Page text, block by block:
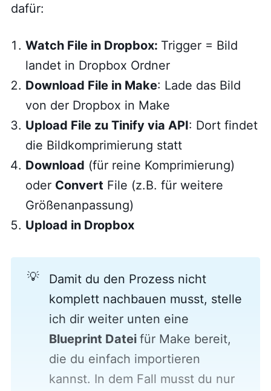
dafür:
Watch File in Dropbox: Trigger = Bild
landet in Dropbox Ordner
Download File in Make: Lade das Bild
von der Dropbox in Make
Upload File zu Tinify via API: Dort findet
die Bildkomprimierung statt
Download (für reine Komprimierung)
oder Convert File (z.B. für weitere
Größenanpassung)
Upload in Dropbox
💡
Damit du den Prozess nicht
komplett nachbauen musst, stelle
ich dir weiter unten eine
Blueprint Datei für Make bereit,
die du einfach importieren
kannst. In dem Fall musst du nur